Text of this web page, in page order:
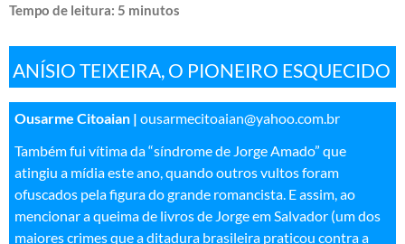
Tempo de leitura: 5 minutos
ANÍSIO TEIXEIRA, O PIONEIRO ESQUECIDO
Ousarme Citoaian | ousarmecitoaian@yahoo.com.br
Também fui vítima da “síndrome de Jorge Amado” que
atingiu a mídia este ano, quando outros vultos foram
ofuscados pela figura do grande romancista. E assim, ao
mencionar a queima de livros de Jorge em Salvador (um dos
maiores crimes que a ditadura brasileira praticou contra a